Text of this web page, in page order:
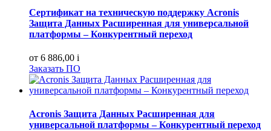
Сертификат на техническую поддержку Acronis
Защита Данных Расширенная для универсальной
платформы – Конкурентный переход
от 6 886,00 i
Заказать ПО
Acronis Защита Данных Расширенная для
универсальной платформы – Конкурентный переход